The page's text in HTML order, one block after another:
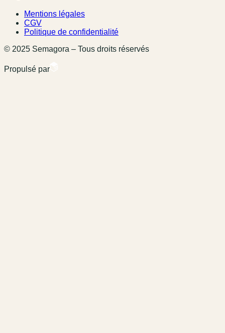
Mentions légales
CGV
Politique de confidentialité
© 2025 Semagora – Tous droits réservés
Propulsé par